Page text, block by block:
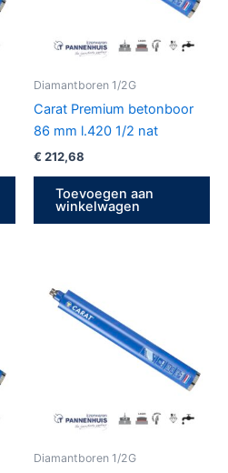
Diamantboren 1/2G
Carat Premium betonboor
86 mm l.420 1/2 nat
€ 212,68
Toevoegen aan
winkelwagen
Diamantboren 1/2G